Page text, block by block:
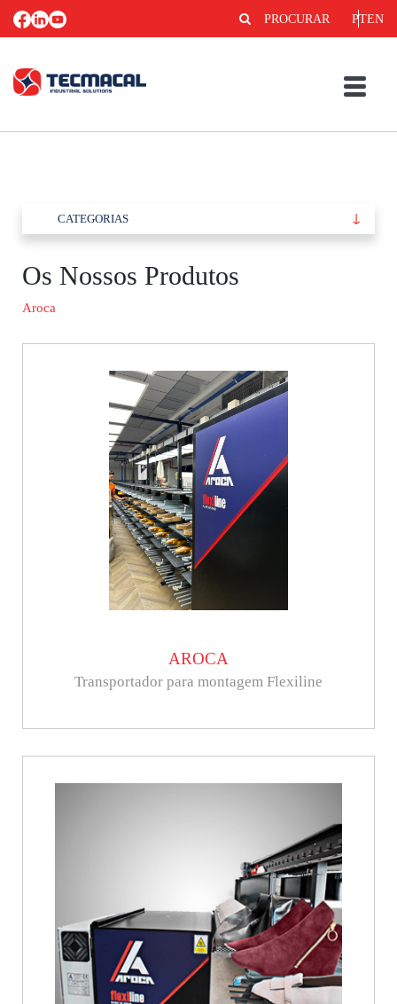
EN
PT
PROCURAR
CATEGORIAS
Os Nossos Produtos
Aroca
AROCA
Transportador para montagem Flexiline